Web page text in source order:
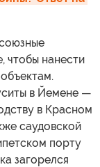
чтобы нанести
в Йемене —
в Красном
саудовской
порту
загорелся